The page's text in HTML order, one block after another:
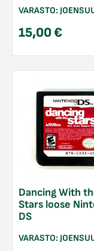
VARASTO:
15,00€
Dancing With
Stars loose
DS
VARASTO: